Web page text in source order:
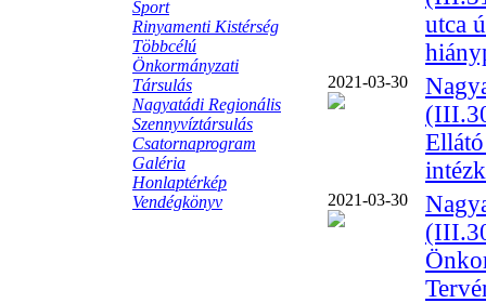
Sport
Rinyamenti Kistérség
Többcélú
Önkormányzati
Társulás
Nagyatádi Regionális
Szennyvíztársulás
Csatornaprogram
Galéria
Honlaptérkép
Vendégkönyv
utca
2021-03-30
2021-03-30